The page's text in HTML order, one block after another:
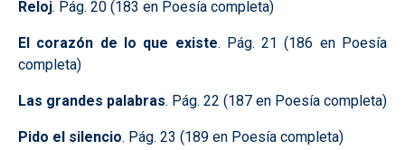
Reloj. Pág. 20 (183 en Poesía completa)
El corazón de lo que existe. Pág. 21 (186 en Poesía
completa)
Las grandes palabras. Pág. 22 (187 en Poesía completa)
Pido el silencio. Pág. 23 (189 en Poesía completa)